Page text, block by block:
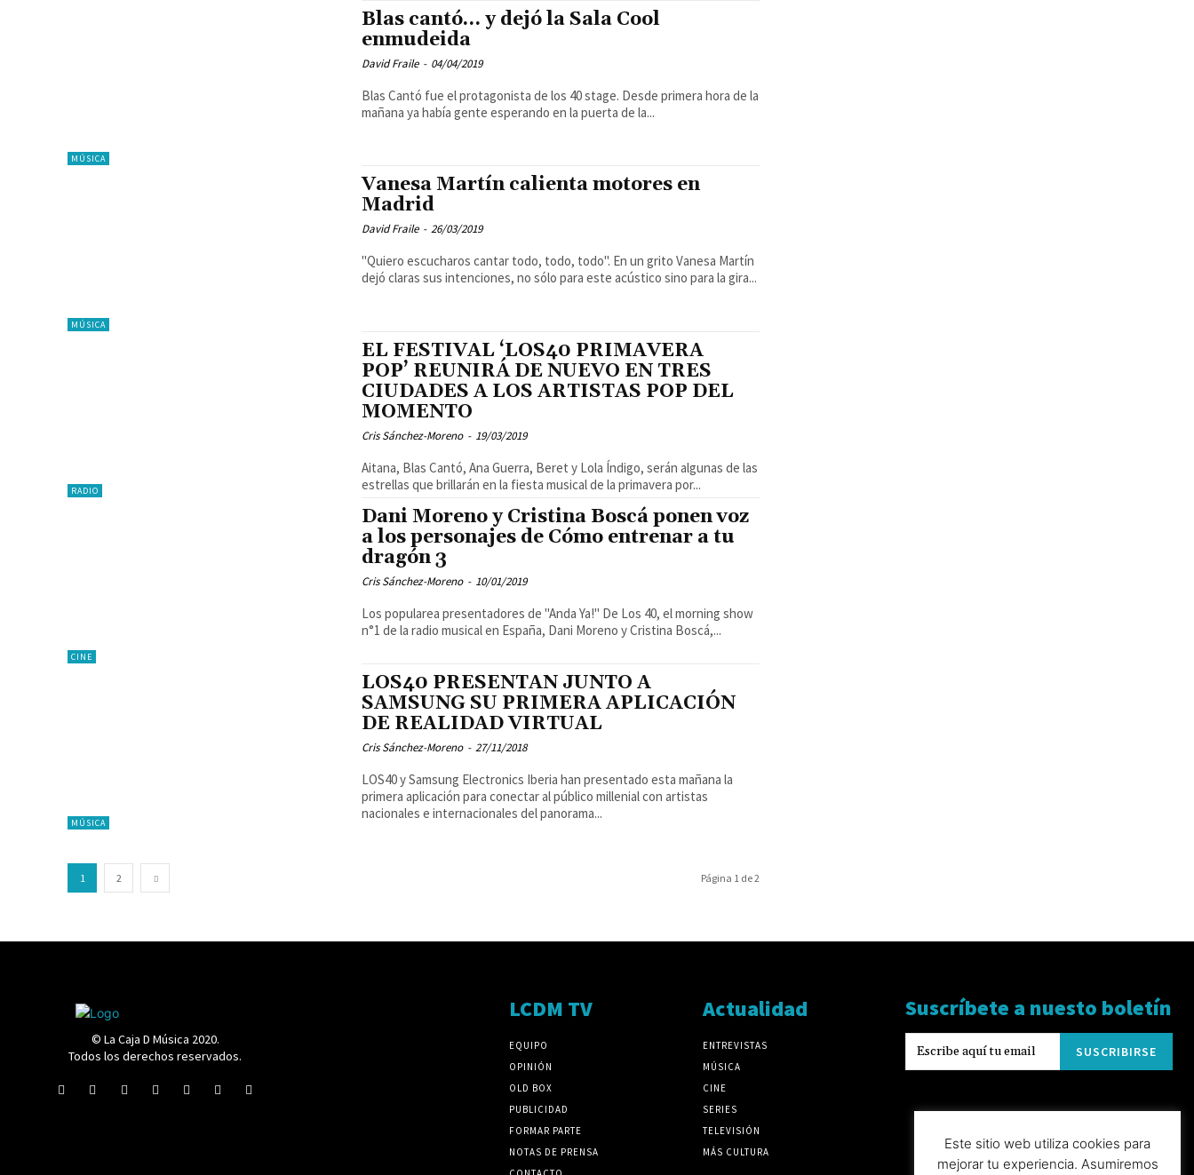
MÚSICA
Blas cantó… y dejó la Sala Cool
enmudeida
David Fraile - 04/04/2019
Blas Cantó fue el protagonista de los 40 stage. Desde primera hora de la
mañana ya había gente esperando en la puerta de la...
MÚSICA
Vanesa Martín calienta motores en
Madrid
David Fraile - 26/03/2019
"Quiero escucharos cantar todo, todo, todo". En un grito Vanesa Martín
dejó claras sus intenciones, no sólo para este acústico sino para la gira...
RADIO
EL FESTIVAL ‘LOS40 PRIMAVERA
POP’ REUNIRÁ DE NUEVO EN TRES
CIUDADES A LOS ARTISTAS POP DEL
MOMENTO
Cris Sánchez-Moreno - 19/03/2019
Aitana, Blas Cantó, Ana Guerra, Beret y Lola Índigo, serán algunas de las
estrellas que brillarán en la fiesta musical de la primavera por...
CINE
Dani Moreno y Cristina Boscá ponen voz
a los personajes de Cómo entrenar a tu
dragón 3
Cris Sánchez-Moreno - 10/01/2019
Los popularea presentadores de "Anda Ya!" De Los 40, el morning show
n°1 de la radio musical en España, Dani Moreno y Cristina Boscá,...
MÚSICA
LOS40 PRESENTAN JUNTO A
SAMSUNG SU PRIMERA APLICACIÓN
DE REALIDAD VIRTUAL
Cris Sánchez-Moreno - 27/11/2018
LOS40 y Samsung Electronics Iberia han presentado esta mañana la
primera aplicación para conectar al público millenial con artistas
nacionales e internacionales del panorama...
1 2 Página 1 de 2
© La Caja D Música 2020.
Todos los derechos reservados.
LCDM TV
EQUIPO
OPINIÓN
OLD BOX
PUBLICIDAD
FORMAR PARTE
NOTAS DE PRENSA
Actualidad
ENTREVISTAS
MÚSICA
CINE
SERIES
TELEVISIÓN
MÁS CULTURA
Suscríbete a nuesto boletín
SUSCRIBIRSE
Este sitio web utiliza cookies para
mejorar tu experiencia. Asumiremos